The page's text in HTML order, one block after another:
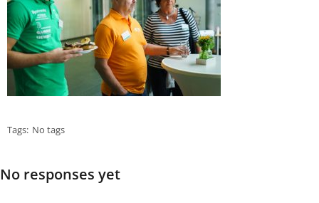
Tags: No tags
No responses yet